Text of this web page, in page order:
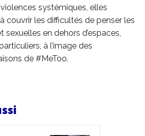
systémiques, elles
couvrir les difficultés de penser les
en dehors d’espaces,
à l’image des
de #MeToo.